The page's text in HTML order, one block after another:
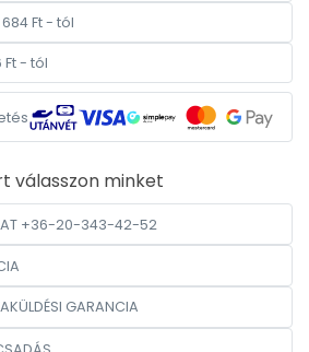
Ft - tól
Ft - tól
válasszon minket
+36-20-343-42-52
GARANCIA